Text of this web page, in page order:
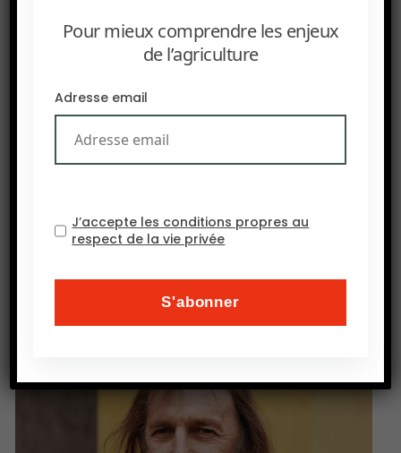
pandémie de COVID-19.
PRÉCEDENT
international, une opération financière « historique »
Pour mieux comprendre les enjeux
de l’agriculture
Adresse email
J’accepte les conditions propres au
respect de la vie privée